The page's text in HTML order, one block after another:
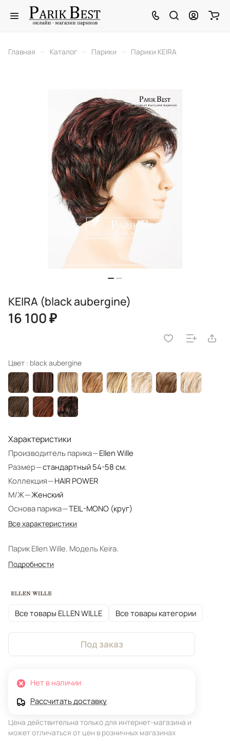
Главная – Каталог – Парики – Парики KEIRA
KEIRA (black aubergine)
16 100 ₽
Цвет : black aubergine
Характеристики
Производитель парика—Ellen Wille
Размер—стандартный 54-58 см.
Коллекция—HAIR POWER
М/Ж—Женский
Основа парика—TEIL-MONO (круг)
Все характеристики
Парик Ellen Wille. Модель Keira.
Подробности
Все товары ELLEN WILLE Все товары категории
Под заказ
Нет в наличии
Рассчитать доставку
Цена действительна только для интернет-магазина и
может отличаться от цен в розничных магазинах